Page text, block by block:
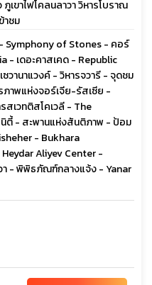
ภูเขาไฟโคลนลาวา วิหารโบราณ
าชม
Symphony of Stones - คอร์
- เดอะคาสเคด - Republic
ซวานาแวงค์ - วิหารจวารี - จุดชม
าพแห่งจอร์เจีย-รัสเซีย -
สเวทติสโคเวลี - The
ตี้ - สะพานแห่งสันติภาพ - ป้อม
- Bukhara
Aliyev Center -
า - พิพิธภัณฑ์กลางแจ้ง - Yanar